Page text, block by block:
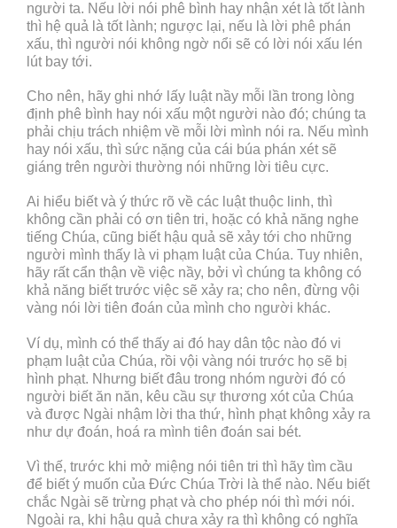
người ta. Nếu lời nói phê bình hay nhận xét là tốt lành
thì hệ quả là tốt lành; ngược lại, nếu là lời phê phán
xấu, thì người nói không ngờ nổi sẽ có lời nói xấu lén
lút bay tới.
Cho nên, hãy ghi nhớ lấy luật nầy mỗi lần trong lòng
định phê bình hay nói xấu một người nào đó; chúng ta
phải chịu trách nhiệm về mỗi lời mình nói ra. Nếu mình
hay nói xấu, thì sức nặng của cái búa phán xét sẽ
giáng trên người thường nói những lời tiêu cực.
Ai hiểu biết và ý thức rõ về các luật thuộc linh, thì
không cần phải có ơn tiên tri, hoặc có khả năng nghe
tiếng Chúa, cũng biết hậu quả sẽ xảy tới cho những
người mình thấy là vi phạm luật của Chúa. Tuy nhiên,
hãy rất cẩn thận về việc nầy, bởi vì chúng ta không có
khả năng biết trước việc sẽ xảy ra; cho nên, đừng vội
vàng nói lời tiên đoán của mình cho người khác.
Ví dụ, mình có thể thấy ai đó hay dân tộc nào đó vi
phạm luật của Chúa, rồi vội vàng nói trước họ sẽ bị
hình phạt. Nhưng biết đâu trong nhóm người đó có
người biết ăn năn, kêu cầu sự thương xót của Chúa
và được Ngài nhậm lời tha thứ, hình phạt không xảy ra
như dự đoán, hoá ra mình tiên đoán sai bét.
Vì thế, trước khi mở miệng nói tiên tri thì hãy tìm cầu
để biết ý muốn của Đức Chúa Trời là thể nào. Nếu biết
chắc Ngài sẽ trừng phạt và cho phép nói thì mới nói.
Ngoài ra, khi hậu quả chưa xảy ra thì không có nghĩa